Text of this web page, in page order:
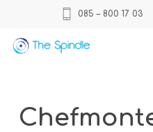
main
085 – 800 17 03